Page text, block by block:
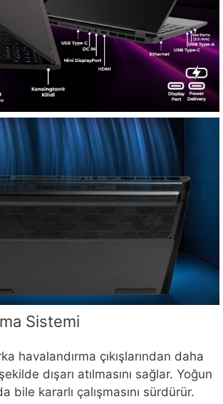
Sistemi
havalandırma çıkışlarından daha
dışarı atılmasını sağlar. Yoğun
bile kararlı çalışmasını sürdürür.